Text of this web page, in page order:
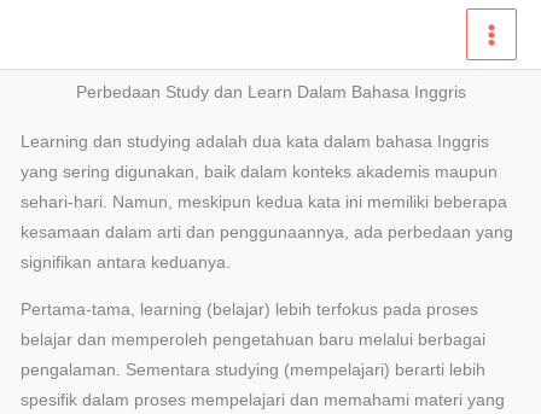
konten
Perbedaan Study dan Learn Dalam Bahasa Inggris
Learning dan studying adalah dua kata dalam bahasa
Inggris yang sering digunakan, baik dalam konteks akademis
maupun sehari-hari. Namun, meskipun kedua kata ini
memiliki beberapa kesamaan dalam arti dan
penggunaannya, ada perbedaan yang signifikan antara
Pertama-tama, learning (belajar) lebih terfokus pada
proses belajar dan memperoleh pengetahuan baru melalui
berbagai pengalaman. Sementara studying (mempelajari)